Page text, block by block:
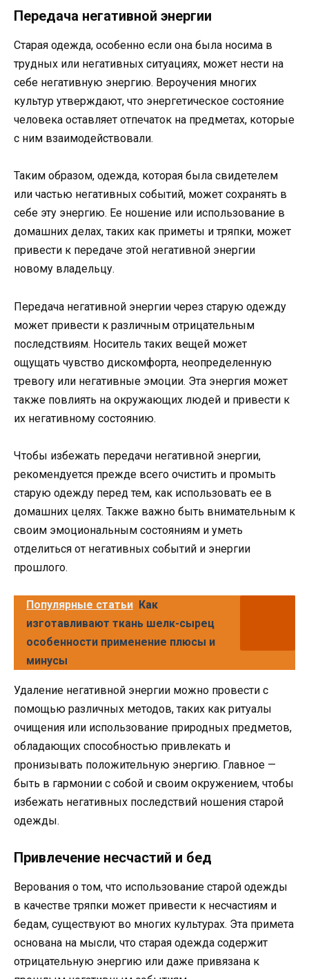
Передача негативной энергии
Старая одежда, особенно если она была носима в
трудных или негативных ситуациях, может нести на
себе негативную энергию. Вероучения многих
культур утверждают, что энергетическое состояние
человека оставляет отпечаток на предметах, которые
с ним взаимодействовали.
Таким образом, одежда, которая была свидетелем
или частью негативных событий, может сохранять в
себе эту энергию. Ее ношение или использование в
домашних делах, таких как приметы и тряпки, может
привести к передаче этой негативной энергии
новому владельцу.
Передача негативной энергии через старую одежду
может привести к различным отрицательным
последствиям. Носитель таких вещей может
ощущать чувство дискомфорта, неопределенную
тревогу или негативные эмоции. Эта энергия может
также повлиять на окружающих людей и привести к
их негативному состоянию.
Чтобы избежать передачи негативной энергии,
рекомендуется прежде всего очистить и промыть
старую одежду перед тем, как использовать ее в
домашних целях. Также важно быть внимательным к
своим эмоциональным состояниям и уметь
отделиться от негативных событий и энергии
прошлого.
Популярные статьи Как
изготавливают ткань шелк-сырец
особенности применение плюсы и
минусы
Удаление негативной энергии можно провести с
помощью различных методов, таких как ритуалы
очищения или использование природных предметов,
обладающих способностью привлекать и
пронизывать положительную энергию. Главное —
быть в гармонии с собой и своим окружением, чтобы
избежать негативных последствий ношения старой
одежды.
Привлечение несчастий и бед
Верования о том, что использование старой одежды
в качестве тряпки может привести к несчастиям и
бедам, существуют во многих культурах. Эта примета
основана на мысли, что старая одежда содержит
отрицательную энергию или даже привязана к